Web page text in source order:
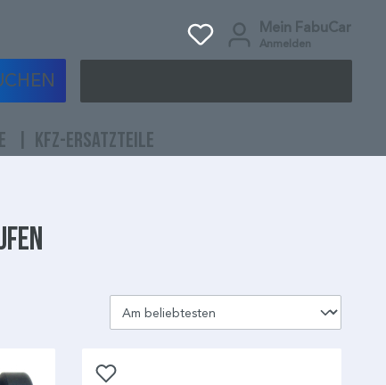
Mein FabuCar
Anmelden
KFZ-ERSATZTEILE